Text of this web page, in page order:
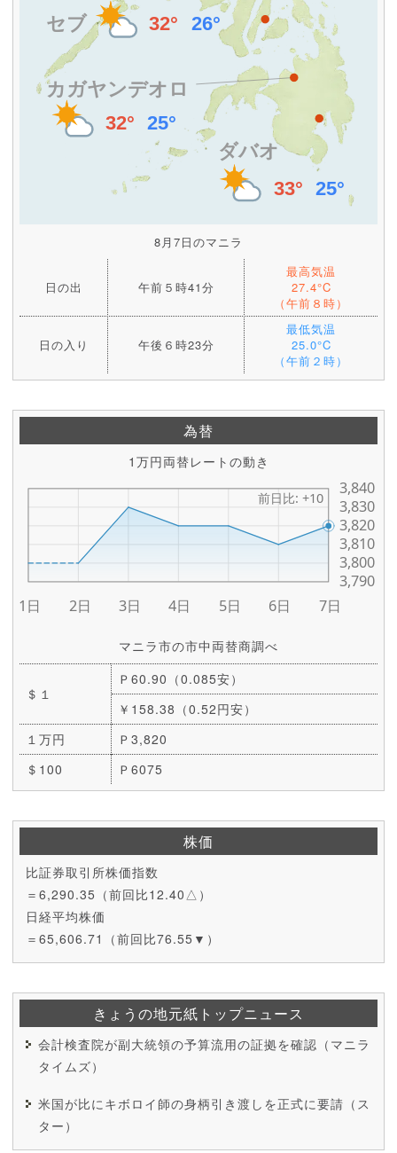
8月7日のマニラ
日の出 午前５時41分
最高気温
27.4°C
（午前８時）
日の入り 午後６時23分
最低気温
25.0°C
（午前２時）
為替
1万円両替レートの動き
マニラ市の市中両替商調べ
＄１
Ｐ60.90（0.085安）
￥158.38（0.52円安）
１万円
Ｐ3,820
＄100
Ｐ6075
株価
比証券取引所株価指数
＝6,290.35（前回比12.40△）
日経平均株価
＝65,606.71（前回比76.55▼）
きょうの地元紙トップニュース
会計検査院が副大統領の予算流用の証拠を確認（マニラ
タイムズ）
米国が比にキボロイ師の身柄引き渡しを正式に要請（ス
ター）